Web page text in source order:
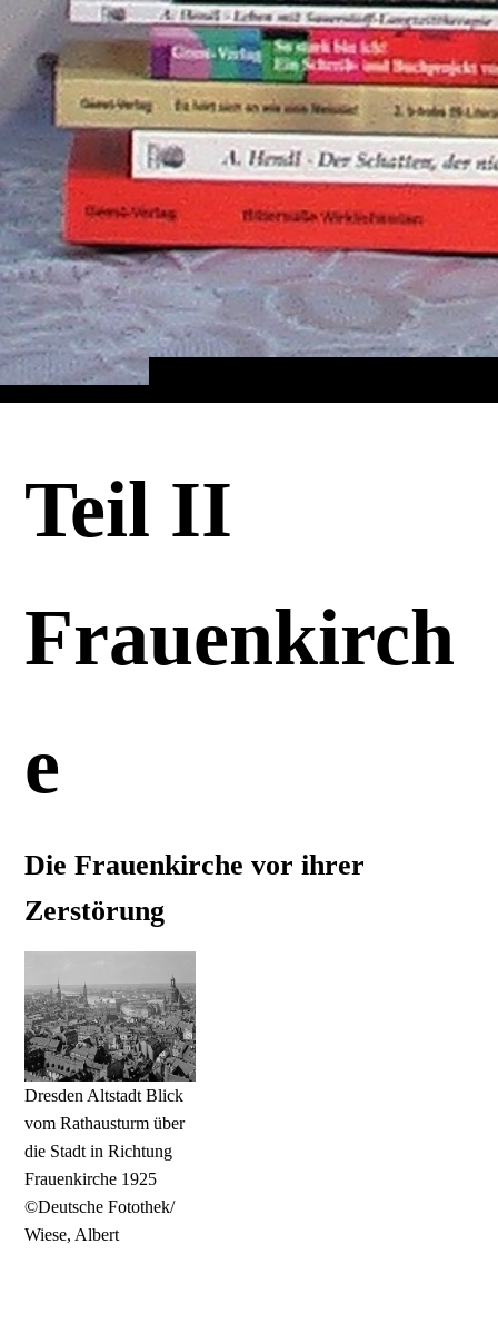
Teil II
Frauenkirch
e
Die Frauenkirche vor ihrer
Zerstörung
Dresden Altstadt Blick
vom Rathausturm über
die Stadt in Richtung
Frauenkirche 1925
©Deutsche Fotothek/
Wiese, Albert